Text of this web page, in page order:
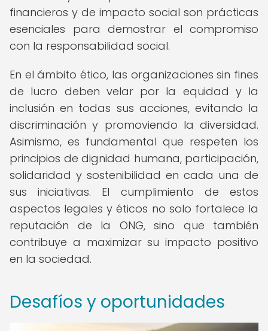
financieros y de impacto social son prácticas
esenciales para demostrar el compromiso
con la responsabilidad social.
En el ámbito ético, las organizaciones sin fines
de lucro deben velar por la equidad y la
inclusión en todas sus acciones, evitando la
discriminación y promoviendo la diversidad.
Asimismo, es fundamental que respeten los
principios de dignidad humana, participación,
solidaridad y sostenibilidad en cada una de
sus iniciativas. El cumplimiento de estos
aspectos legales y éticos no solo fortalece la
reputación de la ONG, sino que también
contribuye a maximizar su impacto positivo
en la sociedad.
Desafíos y oportunidades